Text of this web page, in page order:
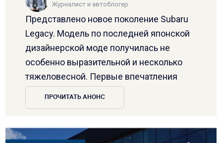
Журналист и автоблогер
Представлено новое поколение Subaru
Legacy. Модель по последней японской
дизайнерской моде получилась не
особенно выразительной и несколько
тяжеловесной. Первые впечатления
ПРОЧИТАТЬ АНОНС